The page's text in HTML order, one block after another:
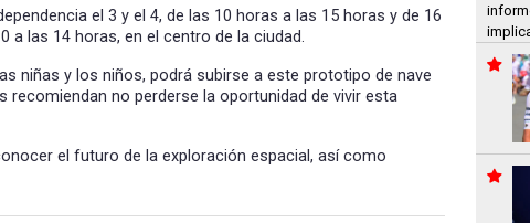
el 3 y el 4, de las 10 horas a las 15 horas y de 16
a las 14 horas, en el centro de la ciudad.
niñas y los niños, podrá subirse a este prototipo de nave
recomiendan no perderse la oportunidad de vivir esta
el futuro de la exploración espacial, así como